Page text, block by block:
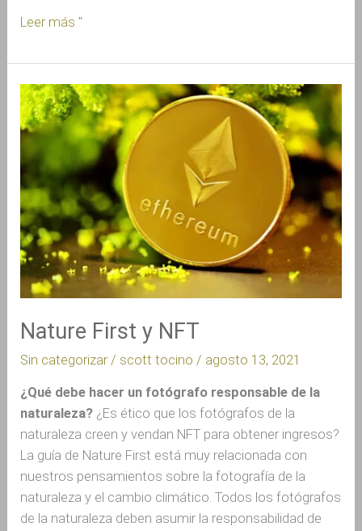
Leer más "
Nature First y NFT
Sin categorizar / scott tocino / agosto 13, 2021
¿Qué debe hacer un fotógrafo responsable de la
naturaleza? ¿Es ético que los fotógrafos de la
naturaleza creen y vendan NFT para obtener ingresos?
La guía de Nature First está muy relacionada con
nuestros pensamientos sobre la fotografía de la
naturaleza y el cambio climático. Todos los fotógrafos
de la naturaleza deben asumir la responsabilidad de
Nature
First
y
NFT